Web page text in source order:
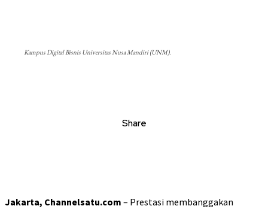
Kampus Digital Bisnis Universitas Nusa Mandiri (UNM).
Share
Jakarta, Channelsatu.com – Prestasi membanggakan